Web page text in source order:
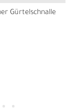
Gürtelschnalle